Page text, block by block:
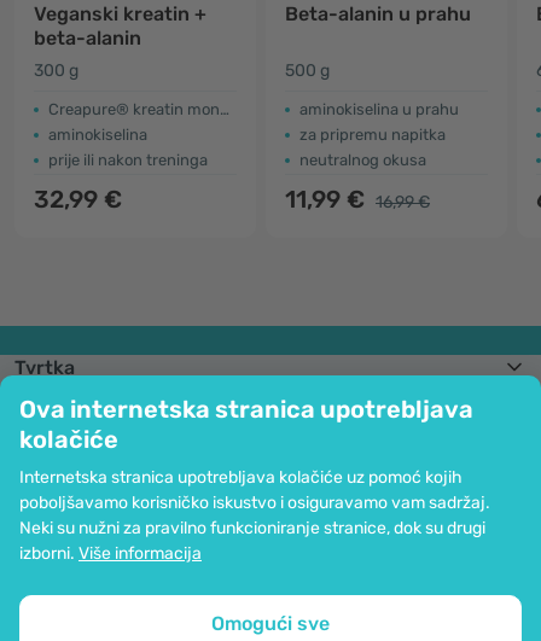
Ova internetska stranica upotrebljava
kolačiće
Internetska stranica upotrebljava kolačiće uz pomoć kojih
poboljšavamo korisničko iskustvo i osiguravamo vam sadržaj.
Neki su nužni za pravilno funkcioniranje stranice, dok su drugi
izborni. Više informacija
Omogući sve
Veganski kreatin +
beta-alanin
300 g
Creapure® kreatin monohidrat
aminokiselina
prije ili nakon treninga
32,99 €
Beta-alanin u prahu
500 g
aminokiselina u prahu
za pripremu napitka
neutralnog okusa
11,99 € 16,99 €
Tvrtka
Pridružite nam se
Pomoć i narudžbe
Mogućnost kartičnog plaćanja. Osigurana zaštita osobnih podataka preko
SSL kodiranja.
Mapa stranice